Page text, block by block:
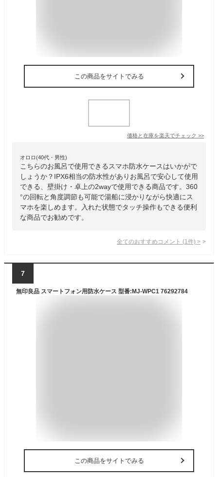
この商品をサイトでみる
価格と在庫を楽天でチェック >>
オロロ(40代・男性)
こちらのお風呂で使用できるスマホ防水ケースはいかがで
しょうか？IPX6相当の防水性がありお風呂で安心して使用
できる、壁掛け・卓上の2wayで使用できる商品です。360
°の回転と角度調節も可能で湯船に浸かりながら快適にス
マホを楽しめます。入れた状態でタッチ操作もできる便利
な商品でお勧めです。
全てのおすすめコメント (1 件) >
7
無印良品 スマートフォン用防水ケース 型番:MJ‐WPC1 76292784
この商品をサイトでみる